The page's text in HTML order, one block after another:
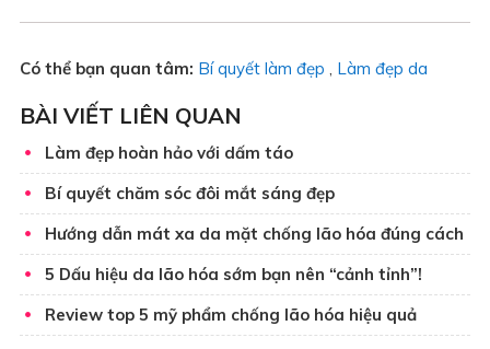
Có thể bạn quan tâm: Bí quyết làm đẹp Làm đẹp da
BÀI VIẾT LIÊN QUAN
Làm đẹp hoàn hảo với dấm táo
Bí quyết chăm sóc đôi mắt sáng đẹp
Hướng dẫn mát xa da mặt chống lão hóa đúng cách
5 Dấu hiệu da lão hóa sớm bạn nên “cảnh tỉnh”!
Review top 5 mỹ phẩm chống lão hóa hiệu quả